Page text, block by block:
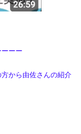
ーー
から由佐さんの紹介